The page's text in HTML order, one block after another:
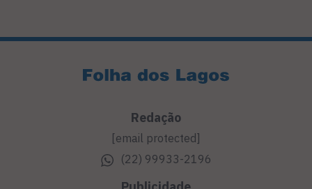
Redação
[email protected]
(22) 99933-2196